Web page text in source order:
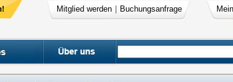
Mitglied werden Buchungsanfrage